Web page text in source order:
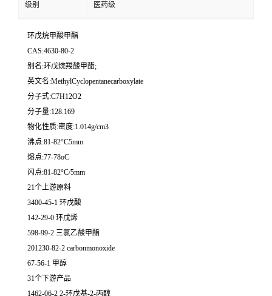
级别 医药级
环戊烷甲酸甲酯
CAS:4630-80-2
别名:环戊烷羧酸甲酯;
英文名:MethylCyclopentanecarboxylate
分子式:C7H12O2
分子量:128.169
物化性质:密度:1.014g/cm3
沸点:81-82°C5mm
熔点:77-78oC
闪点:81-82°C/5mm
21个上游原料
3400-45-1 环戊酸
142-29-0 环戊烯
598-99-2 三氯乙酸甲酯
201230-82-2 carbonmonoxide
67-56-1 甲醇
31个下游产品
1462-06-2 2-环戊基-2-丙醇